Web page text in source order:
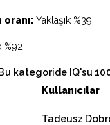
Yaklaşık %39
%92
Bu kategoride IQ'su
Kullanıcılar
Tadeusz